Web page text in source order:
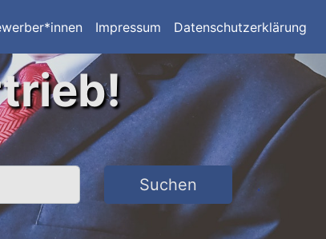
Impressum Datenschutzerklärung
Suchen